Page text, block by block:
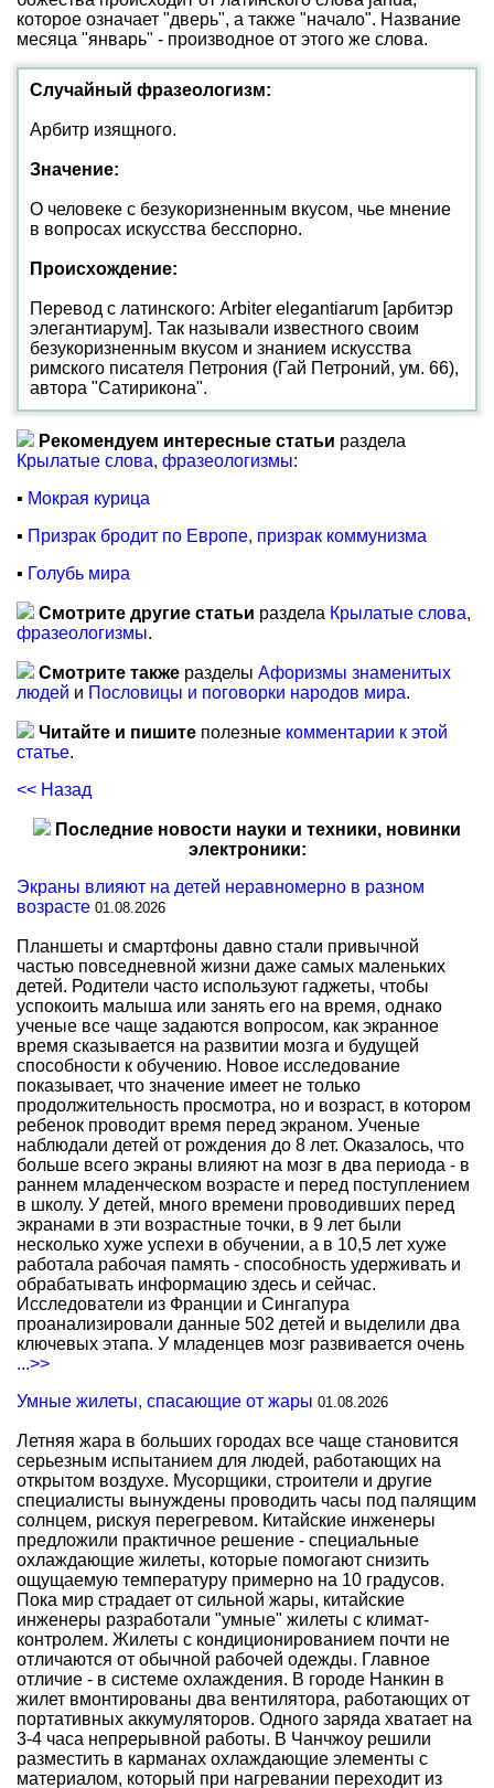
которое означает "дверь", а также "начало". Название
месяца "январь" - производное от этого же слова.
Случайный фразеологизм:
Арбитр изящного.
Значение:
О человеке с безукоризненным вкусом, чье мнение
в вопросах искусства бесспорно.
Происхождение:
Перевод с латинского: Arbiter elegantiarum [арбитэр
элегантиарум]. Так называли известного своим
безукоризненным вкусом и знанием искусства
римского писателя Петрония (Гай Петроний, ум. 66),
автора "Сатирикона".
Рекомендуем интересные статьи раздела
Крылатые слова, фразеологизмы:
▪ Мокрая курица
▪ Призрак бродит по Европе, призрак коммунизма
▪ Голубь мира
Смотрите другие статьи раздела Крылатые слова,
фразеологизмы.
Смотрите также разделы Афоризмы знаменитых
людей и Пословицы и поговорки народов мира.
Читайте и пишите полезные комментарии к этой
статье.
<< Назад
Последние новости науки и техники, новинки
электроники:
Экраны влияют на детей неравномерно в разном
возрасте 01.08.2026
Планшеты и смартфоны давно стали привычной
частью повседневной жизни даже самых маленьких
детей. Родители часто используют гаджеты, чтобы
успокоить малыша или занять его на время, однако
ученые все чаще задаются вопросом, как экранное
время сказывается на развитии мозга и будущей
способности к обучению. Новое исследование
показывает, что значение имеет не только
продолжительность просмотра, но и возраст, в котором
ребенок проводит время перед экраном. Ученые
наблюдали детей от рождения до 8 лет. Оказалось, что
больше всего экраны влияют на мозг в два периода - в
раннем младенческом возрасте и перед поступлением
в школу. У детей, много времени проводивших перед
экранами в эти возрастные точки, в 9 лет были
несколько хуже успехи в обучении, а в 10,5 лет хуже
работала рабочая память - способность удерживать и
обрабатывать информацию здесь и сейчас.
Исследователи из Франции и Сингапура
проанализировали данные 502 детей и выделили два
ключевых этапа. У младенцев мозг развивается очень
...>>
Умные жилеты, спасающие от жары 01.08.2026
Летняя жара в больших городах все чаще становится
серьезным испытанием для людей, работающих на
открытом воздухе. Мусорщики, строители и другие
специалисты вынуждены проводить часы под палящим
солнцем, рискуя перегревом. Китайские инженеры
предложили практичное решение - специальные
охлаждающие жилеты, которые помогают снизить
ощущаемую температуру примерно на 10 градусов.
Пока мир страдает от сильной жары, китайские
инженеры разработали "умные" жилеты с климат-
контролем. Жилеты с кондиционированием почти не
отличаются от обычной рабочей одежды. Главное
отличие - в системе охлаждения. В городе Нанкин в
жилет вмонтированы два вентилятора, работающих от
портативных аккумуляторов. Одного заряда хватает на
3-4 часа непрерывной работы. В Чанчжоу решили
разместить в карманах охлаждающие элементы с
материалом, который при нагревании переходит из